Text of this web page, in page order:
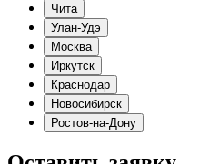
Чита
Улан-Удэ
Москва
Иркутск
Краснодар
Новосибирск
Ростов-на-Дону